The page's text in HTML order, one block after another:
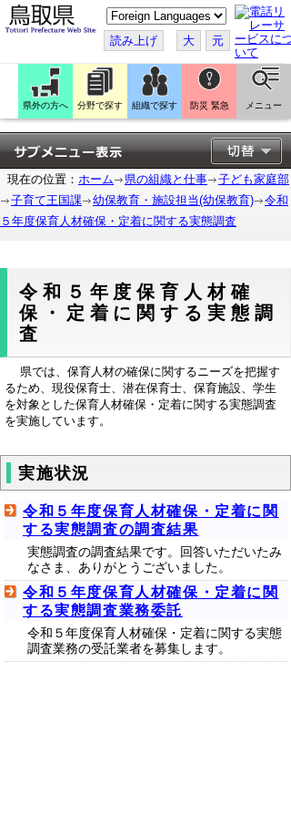
こ
の
ペ
ー
ジ
翻
訳
す
る
読み上げ 大 元
県外の方へ 分野で探す 組織で探す 防災 緊急 メニュー
現在の位置： ホーム 県の組織と仕事
子ども家庭部
子育て王国課
幼保教育・施設担当(幼保教育)
令和
５年度保育人材確保・定着に関する実態調査
令和５年度保育人材確
保・定着に関する実態調
査
県では、保育人材の確保に関するニーズを把握す
るため、現役保育士、潜在保育士、保育施設、学生
を対象とした保育人材確保・定着に関する実態調査
を実施しています。
実施状況
令和５年度保育人材確保・定着に関
する実態調査の調査結果
実態調査の調査結果です。回答いただいたみ
なさま、ありがとうございました。
令和５年度保育人材確保・定着に関
する実態調査業務委託
令和５年度保育人材確保・定着に関する実態
調査業務の受託業者を募集します。